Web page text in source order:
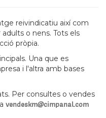
reivindicatiu així com
o nens. Tots els
pròpia.
Una que es
i l'altra amb bases
Per consultes o vendes
vendeskm@cimpanal.com